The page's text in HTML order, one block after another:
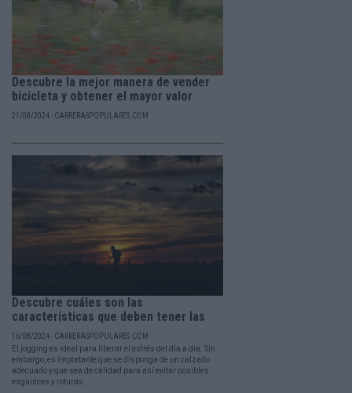
Descubre la mejor manera de vender
bicicleta y obtener el mayor valor
21/08/2024 - CARRERASPOPULARES.COM
Descubre cuáles son las
características que deben tener las
zapatillas para...
16/08/2024 - CARRERASPOPULARES.COM
El jogging es ideal para liberar el estrés del día a día. Sin
embargo, es importante que se disponga de un calzado
adecuado y que sea de calidad para así evitar posibles
esguinces y roturas.